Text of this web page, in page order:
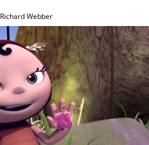
Richard Webber